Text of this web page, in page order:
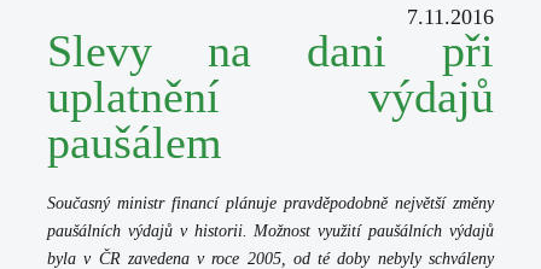
Slevy na dani při
uplatnění výdajů
paušálem
7.11.2016
Současný ministr financí plánuje pravděpodobně největší změny
paušálních výdajů v historii. Možnost využití paušálních výdajů
byla v ČR zavedena v roce 2005, od té doby nebyly schváleny